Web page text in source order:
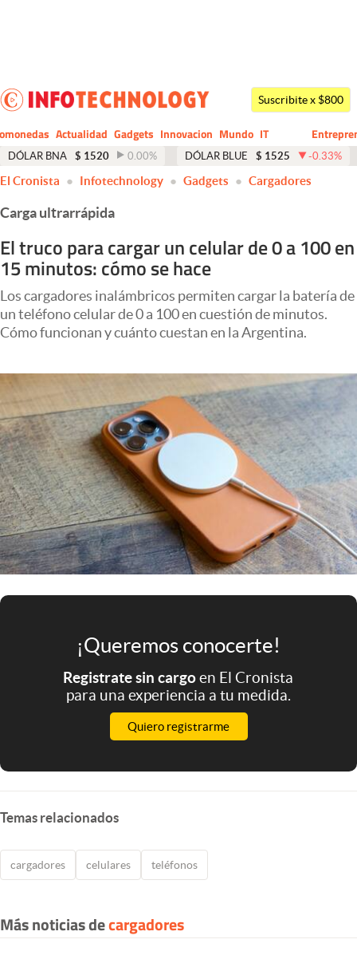
Dólar
Economía y Política
Finanzas y Mercados
Mercados Online
Negocios
Columnistas
Otras secciones
Apertura
Clima
Mundial 2026
Eventos Corporativos
El Cronista Studio
Mediakit
abre en nueva pestaña
Suscribite x $800
Actualidad Gadgets Innovacion Mundo
CIO
IT
Business
DÓLAR BNA $ 1520 0.00% DÓLAR BLUE $ 1525 -0.33%
El Cronista Infotechnology Gadgets Cargadores
Carga ultrarrápida
El truco para cargar un celular de 0 a 100 en
15 minutos: cómo se hace
Los cargadores inalámbricos permiten cargar la batería de
un teléfono celular de 0 a 100 en cuestión de minutos.
Cómo funcionan y cuánto cuestan en la Argentina.
¡Queremos conocerte!
Registrate sin cargoen El Cronista
para una experiencia a tu medida.
Quiero registrarme
Temas relacionados
cargadores celulares teléfonos
Más noticias decargadores